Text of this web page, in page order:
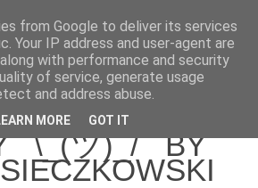
KULTURALNEJ
¯\_(ツ)_/¯ BY
from Google to deliver its services
Your IP address and user-agent are
with performance and security
of service, generate usage
and address abuse.
MORE GOT IT